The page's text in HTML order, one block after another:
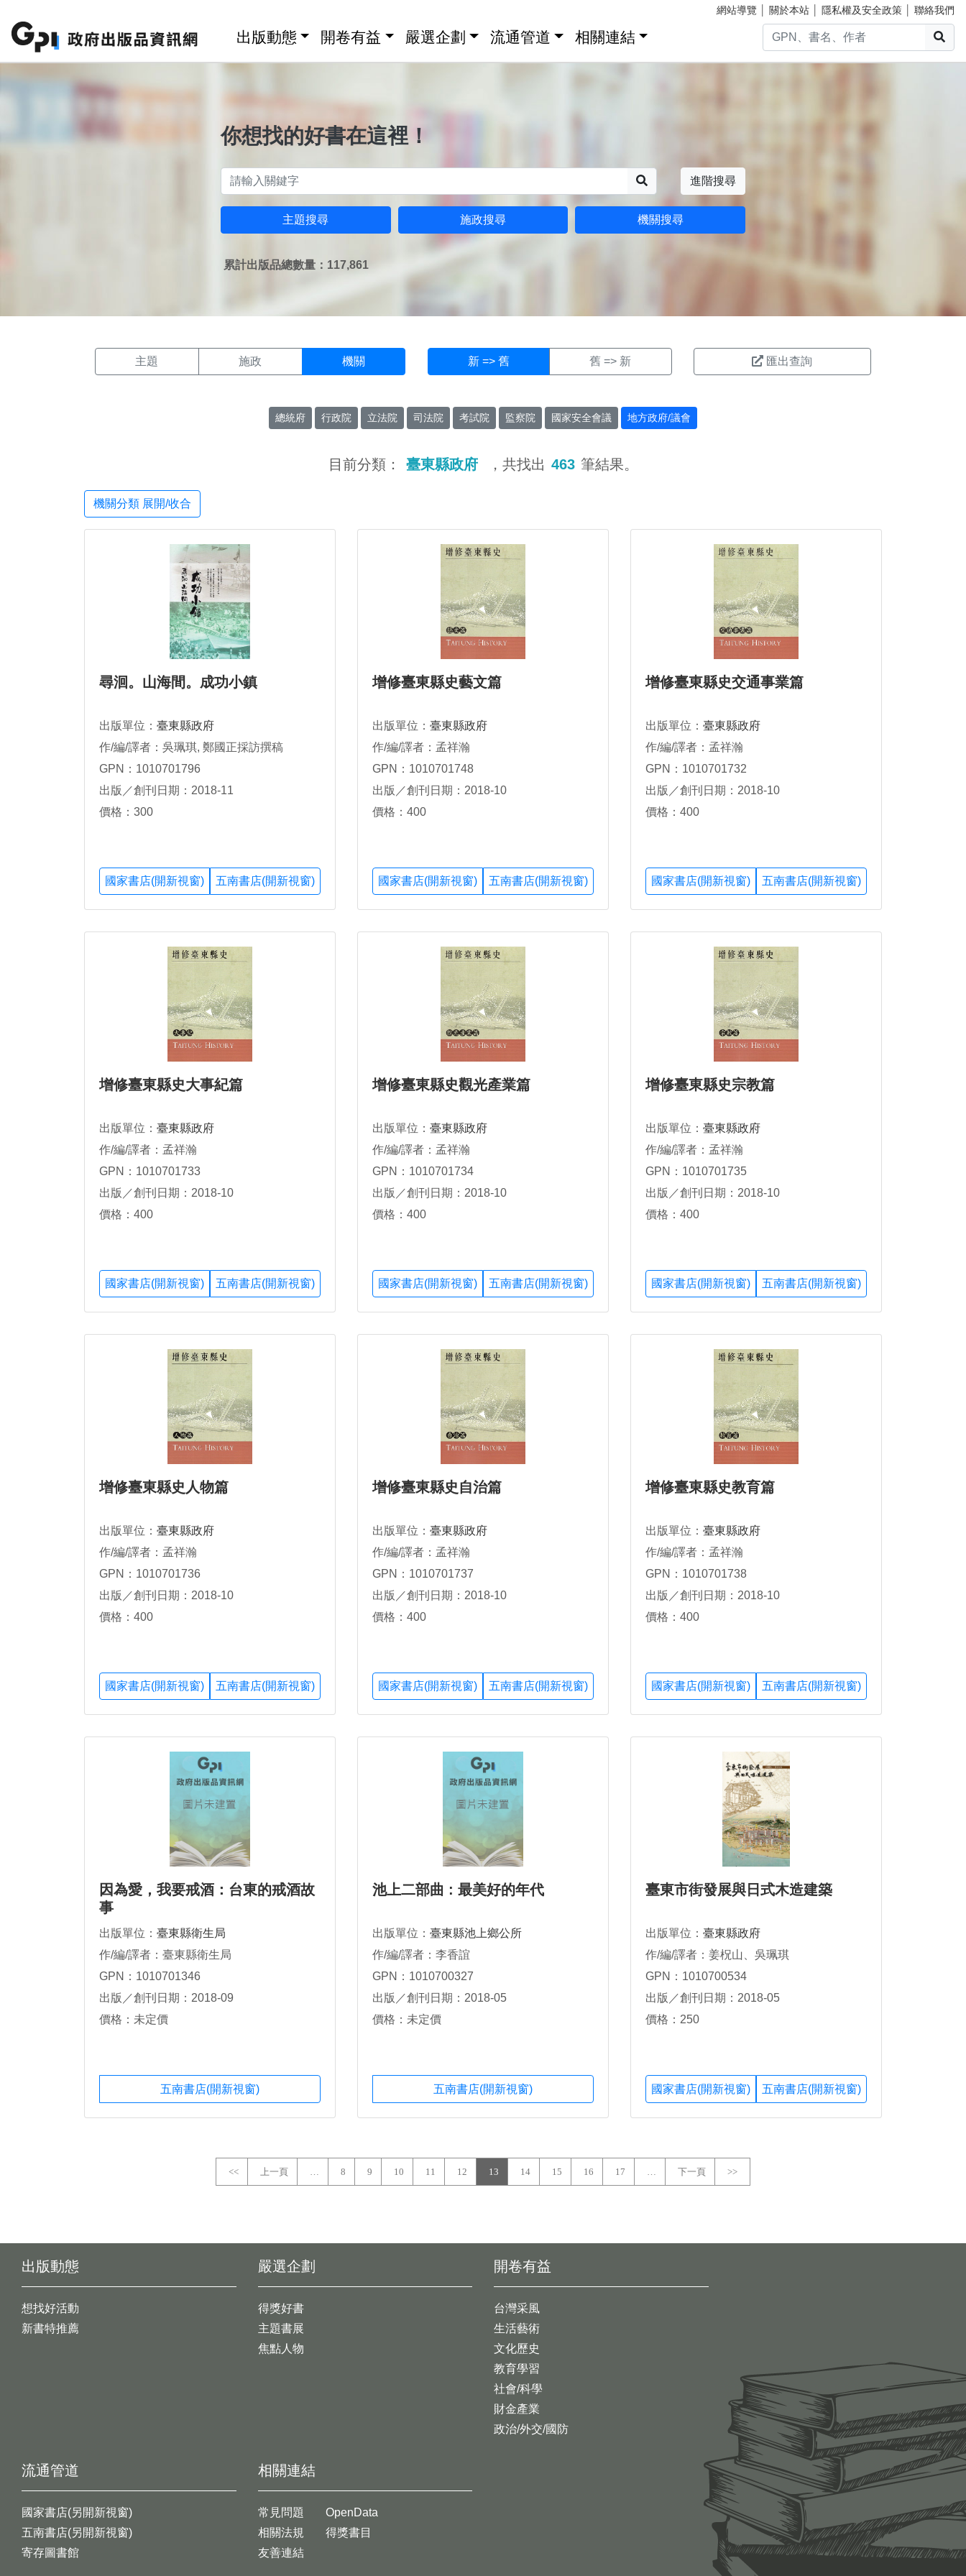
網站導覽 關於本站 隱私權及安全政策 聯絡我們
出版動態 開卷有益 嚴選企劃 流通管道 相關連結
你想找的好書在這裡！
進階搜尋
主題搜尋 施政搜尋 機關搜尋
累計出版品總數量：117,861
主題 施政 機關 新 => 舊 舊 => 新 匯出查詢
總統府 行政院 立法院 司法院 考試院 監察院 國家安全會議 地方政府/議會
目前分類： 臺東縣政府 ，共找出 463 筆結果。
機關分類 展開/收合
尋洄。山海間。成功小鎮
出版單位： 臺東縣政府
作/編/譯者：吳珮琪, 鄭國正採訪撰稿
GPN：1010701796
出版／創刊日期：2018-11
價格：300
國家書店(開新視窗) 五南書店(開新視窗)
增修臺東縣史藝文篇
出版單位： 臺東縣政府
作/編/譯者：孟祥瀚
GPN：1010701748
出版／創刊日期：2018-10
價格：400
國家書店(開新視窗) 五南書店(開新視窗)
增修臺東縣史交通事業篇
出版單位： 臺東縣政府
作/編/譯者：孟祥瀚
GPN：1010701732
出版／創刊日期：2018-10
價格：400
國家書店(開新視窗) 五南書店(開新視窗)
增修臺東縣史大事紀篇
出版單位： 臺東縣政府
作/編/譯者：孟祥瀚
GPN：1010701733
出版／創刊日期：2018-10
價格：400
國家書店(開新視窗) 五南書店(開新視窗)
增修臺東縣史觀光產業篇
出版單位： 臺東縣政府
作/編/譯者：孟祥瀚
GPN：1010701734
出版／創刊日期：2018-10
價格：400
國家書店(開新視窗) 五南書店(開新視窗)
增修臺東縣史宗教篇
出版單位： 臺東縣政府
作/編/譯者：孟祥瀚
GPN：1010701735
出版／創刊日期：2018-10
價格：400
國家書店(開新視窗) 五南書店(開新視窗)
增修臺東縣史人物篇
出版單位： 臺東縣政府
作/編/譯者：孟祥瀚
GPN：1010701736
出版／創刊日期：2018-10
價格：400
國家書店(開新視窗) 五南書店(開新視窗)
增修臺東縣史自治篇
出版單位： 臺東縣政府
作/編/譯者：孟祥瀚
GPN：1010701737
出版／創刊日期：2018-10
價格：400
國家書店(開新視窗) 五南書店(開新視窗)
增修臺東縣史教育篇
出版單位： 臺東縣政府
作/編/譯者：孟祥瀚
GPN：1010701738
出版／創刊日期：2018-10
價格：400
國家書店(開新視窗) 五南書店(開新視窗)
因為愛，我要戒酒：台東的戒酒故
事
出版單位： 臺東縣衛生局
作/編/譯者：臺東縣衛生局
GPN：1010701346
出版／創刊日期：2018-09
價格：未定價
五南書店(開新視窗)
池上二部曲 : 最美好的年代
出版單位： 臺東縣池上鄉公所
作/編/譯者：李香誼
GPN：1010700327
出版／創刊日期：2018-05
價格：未定價
五南書店(開新視窗)
臺東市街發展與日式木造建築
出版單位： 臺東縣政府
作/編/譯者：姜柷山、吳珮琪
GPN：1010700534
出版／創刊日期：2018-05
價格：250
國家書店(開新視窗) 五南書店(開新視窗)
<< 上一頁 8 9 10 11 12 13 14 15 16 17 下一頁 >>
出版動態
想找好活動
新書特推薦
開卷有益
台灣采風
生活藝術
文化歷史
教育學習
社會/科學
財金產業
政治/外交/國防
嚴選企劃
得獎好書
主題書展
焦點人物
流通管道
國家書店(另開新視窗)
五南書店(另開新視窗)
寄存圖書館
相關連結
常見問題
相關法規
友善連結
OpenData
得獎書目